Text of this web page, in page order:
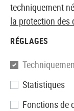
Accueil
Action Army
6.01
Works
techniquement
la protection des
RÉGLAGES
Statistiques
Fonctions de